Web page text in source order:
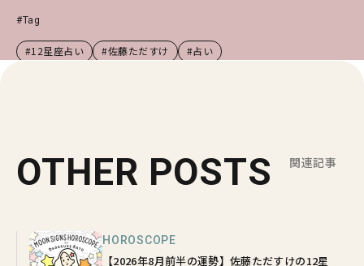
#Tag
#12星座占い #佐藤ただすけ #占い
OTHER POSTS 関連記事
HOROSCOPE
【2026年8月前半の運勢】佐藤ただすけの12星